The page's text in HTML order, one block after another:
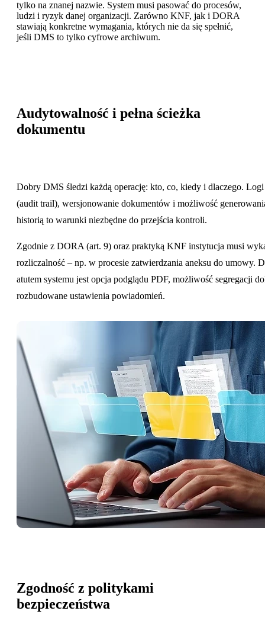
tylko na znanej nazwie. System musi pasować do procesów,
ludzi i ryzyk danej organizacji. Zarówno KNF, jak i DORA
stawiają konkretne wymagania, których nie da się spełnić,
jeśli DMS to tylko cyfrowe archiwum.
Audytowalność i pełna ścieżka
dokumentu
Dobry DMS śledzi każdą operację: kto, co, kiedy i dlaczego.
(audit trail), wersjonowanie dokumentów i możliwość
historią to warunki niezbędne do przejścia kontroli.
Zgodnie z DORA (art. 9) oraz praktyką KNF instytucja musi
rozliczalność – np. w procesie zatwierdzania aneksu do umowy.
atutem systemu jest opcja podglądu PDF, możliwość segregacji
rozbudowane ustawienia powiadomień.
Zgodność z politykami
bezpieczeństwa